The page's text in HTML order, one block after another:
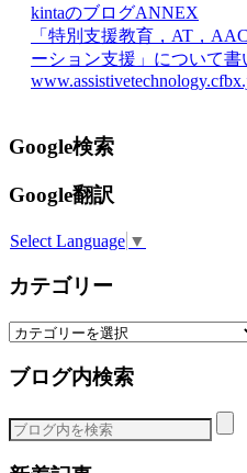
kintaのブログANNEX
「特別支援教育，AT，
ーション支援」について書
Google検索
Google翻訳
Select Language ▼
カテゴリー
カ
ゴ
ー
ブログ内検索